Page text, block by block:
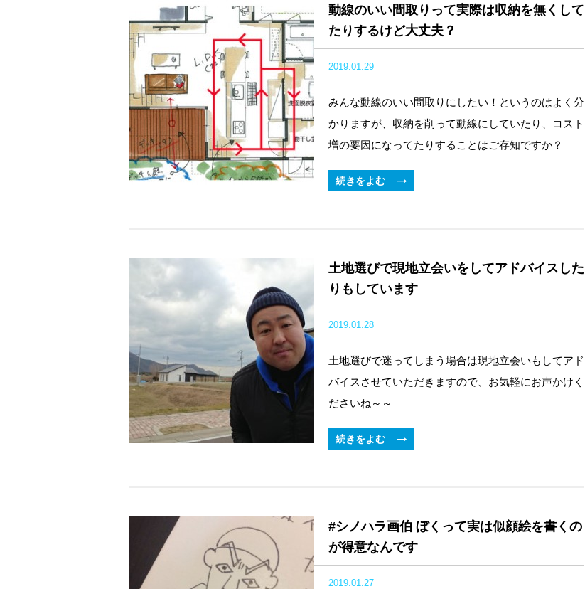
動線のいい間取りって実際は収納を無くして
たりするけど大丈夫？
2019.01.29
みんな動線のいい間取りにしたい！というのはよく分
かりますが、収納を削って動線にしていたり、コスト
増の要因になってたりすることはご存知ですか？
続きをよむ
土地選びで現地立会いをしてアドバイスした
りもしています
2019.01.28
土地選びで迷ってしまう場合は現地立会いもしてアド
バイスさせていただきますので、お気軽にお声かけく
ださいね～～
続きをよむ
#シノハラ画伯 ぼくって実は似顔絵を書くの
が得意なんです
2019.01.27